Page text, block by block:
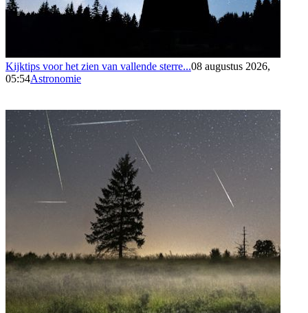
Kijktips voor het zien van vallende sterre...08 augustus 2026,
05:54Astronomie